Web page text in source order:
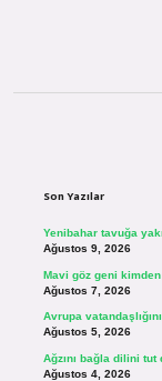
Son Yazılar
Yenibahar tavuğa
Ağustos 9, 2026
Mavi göz geni
Ağustos 7, 2026
Avrupa
Ağustos 5, 2026
Ağzını bağla dilini tut
Ağustos 4, 2026